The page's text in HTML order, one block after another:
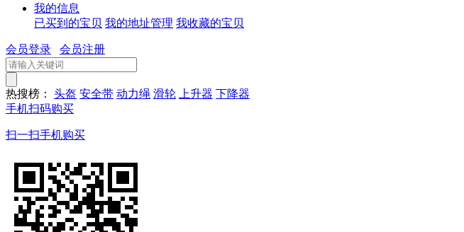
我的信息
已买到的宝贝 我的地址管理 我收藏的宝贝
会员登录 会员注册
热搜榜： 头盔 安全带 动力绳 滑轮 上升器 下降器
手机扫码购买
扫一扫手机购买